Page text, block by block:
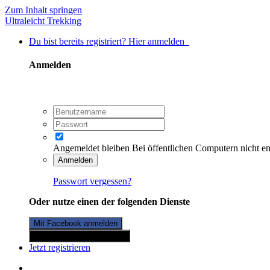
Zum Inhalt springen
Ultraleicht Trekking
Du bist bereits registriert? Hier anmelden
Anmelden
Angemeldet bleiben Bei öffentlichen Computern nicht
Anmelden
Passwort vergessen?
Oder nutze einen der folgenden Dienste
Mit Facebook anmelden
Jetzt registrieren